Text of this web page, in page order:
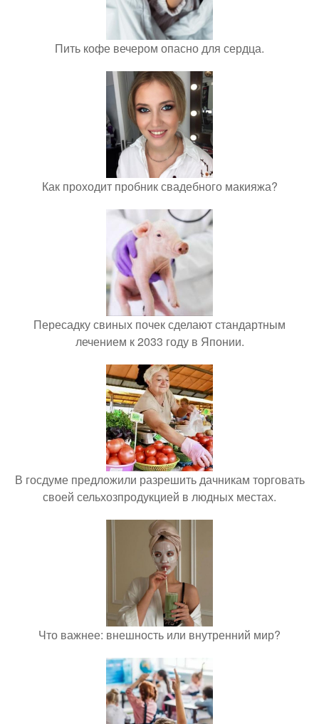
Пить кофе вечером опасно для сердца.
Как проходит пробник свадебного макияжа?
Пересадку свиных почек сделают стандартным
лечением к 2033 году в Японии.
В госдуме предложили разрешить дачникам торговать
своей сельхозпродукцией в людных местах.
Что важнее: внешность или внутренний мир?